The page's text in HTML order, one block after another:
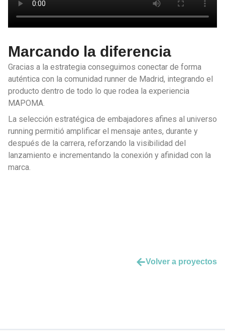
Marcando la diferencia
Gracias a la estrategia conseguimos conectar de forma
auténtica con la comunidad runner de Madrid, integrando el
producto dentro de todo lo que rodea la experiencia
MAPOMA.
La selección estratégica de embajadores afines al universo
running permitió amplificar el mensaje antes, durante y
después de la carrera, reforzando la visibilidad del
lanzamiento e incrementando la conexión y afinidad con la
marca.
Volver a proyectos